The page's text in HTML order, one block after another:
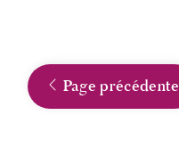
Page précédente